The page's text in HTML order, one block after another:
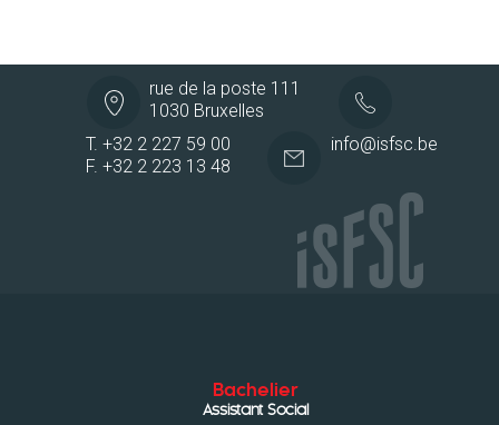
rue de la poste 111
1030 Bruxelles
T. +32 2 227 59 00
F. +32 2 223 13 48
info@isfsc.be
Bachelier
Assistant Social